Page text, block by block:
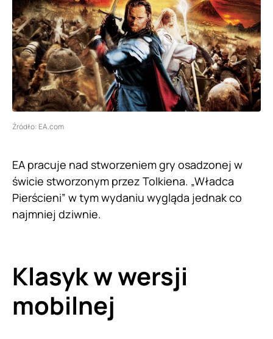
Źródło: EA.com
EA pracuje nad stworzeniem gry osadzonej w
świcie stworzonym przez Tolkiena. „Władca
Pierścieni” w tym wydaniu wygląda jednak co
najmniej dziwnie.
Klasyk w wersji
mobilnej